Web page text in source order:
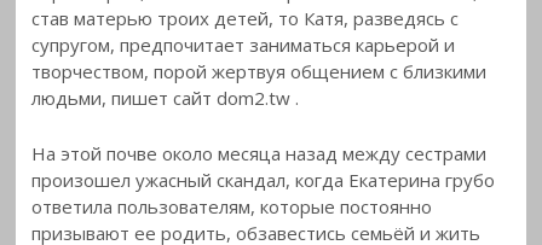
став матерью троих детей, то Катя, разведясь с
супругом, предпочитает заниматься карьерой и
творчеством, порой жертвуя общением с близкими
людьми, пишет сайт dom2.tw .
На этой почве около месяца назад между сестрами
произошел ужасный скандал, когда Екатерина грубо
ответила пользователям, которые постоянно
призывают ее родить, обзавестись семьёй и жить